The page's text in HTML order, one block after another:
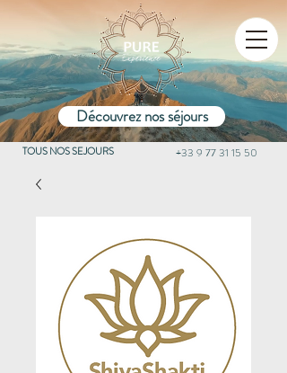
Découvrez nos séjours
+33 9 77 31 15 50
TOUS NOS SEJOURS